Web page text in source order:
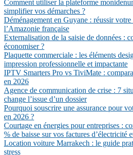
Comment utiliser la plateforme
simplifier vos démarches ?
Déménagement en Guyane : réussir
l’Amazonie française
Externalisation de la saisie de données :
économiser ?
Plaquette commerciale : les éléments
impression professionnelle et impactante
IPTV Smarters Pro vs TiviMate :
en 2026
Agence de communication de crise : 7
change l’issue d’un dossier
Pourquoi souscrire une assurance pour
en 2026 ?
Courtage en énergies pour entreprises :
% de baisse sur vos factures d’électricité
Location voiture Marrakech : le guide
stress